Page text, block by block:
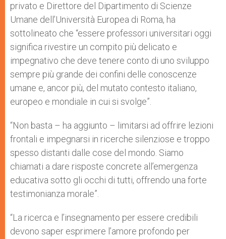
privato e Direttore del Dipartimento di Scienze
Umane dell’Università Europea di Roma, ha
sottolineato che “essere professori universitari oggi
significa rivestire un compito più delicato e
impegnativo che deve tenere conto di uno sviluppo
sempre più grande dei confini delle conoscenze
umane e, ancor più, del mutato contesto italiano,
europeo e mondiale in cui si svolge”.
“Non basta – ha aggiunto – limitarsi ad offrire lezioni
frontali e impegnarsi in ricerche silenziose e troppo
spesso distanti dalle cose del mondo. Siamo
chiamati a dare risposte concrete all’emergenza
educativa sotto gli occhi di tutti, offrendo una forte
testimonianza morale”.
“La ricerca e l’insegnamento per essere credibili
devono saper esprimere l’amore profondo per